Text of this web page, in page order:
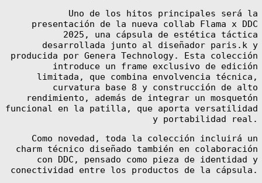
Uno de los hitos principales será la
presentación de la nueva collab Flama x DDC
2025, una cápsula de estética táctica
desarrollada junto al diseñador paris.k y
producida por Genera Technology. Esta colección
introduce un frame exclusivo de edición
limitada, que combina envolvencia técnica,
curvatura base 8 y construcción de alto
rendimiento, además de integrar un mosquetón
funcional en la patilla, que aporta versatilidad
y portabilidad real.
Como novedad, toda la colección incluirá un
charm técnico diseñado también en colaboración
con DDC, pensado como pieza de identidad y
conectividad entre los productos de la cápsula.